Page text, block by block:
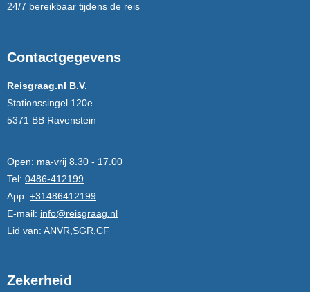
24/7 bereikbaar tijdens de reis
Contactgegevens
Reisgraag.nl B.V.
Stationssingel 120e
5371 BB Ravenstein
Open: ma-vrij 8.30 - 17.00
Tel: 0486-412199
App: +31486412199
E-mail: info@reisgraag.nl
Lid van: ANVR,SGR,CF
Zekerheid